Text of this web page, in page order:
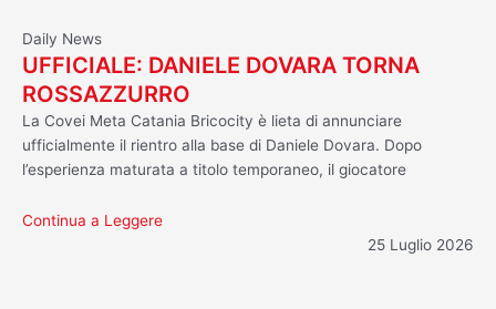
Daily News
UFFICIALE: DANIELE DOVARA TORNA
ROSSAZZURRO
La Covei Meta Catania Bricocity è lieta di annunciare
ufficialmente il rientro alla base di Daniele Dovara. Dopo
l’esperienza maturata a titolo temporaneo, il giocatore
Continua a Leggere
25 Luglio 2026